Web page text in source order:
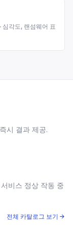
심각도, 랜섬웨어 표
시 결과 제공.
비스 정상 작동 중
전체 카탈로그 보기 →